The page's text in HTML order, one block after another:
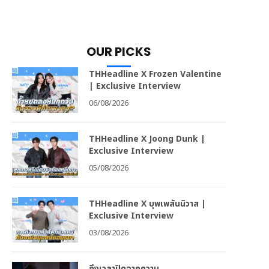
OUR PICKS
THHeadline X Frozen Valentine
| Exclusive Interview
06/08/2026
THHeadline X Joong Dunk |
Exclusive Interview
05/08/2026
THHeadline X บุพเพสันนิวาส |
Exclusive Interview
03/08/2026